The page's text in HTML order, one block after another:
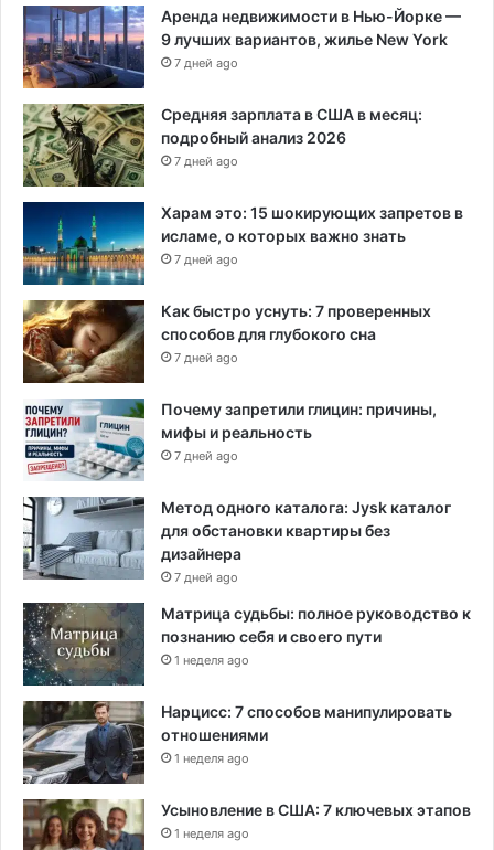
е
п
о
б
е
з
р
а
т
и
ц
е
в
р
а
м
е
е
3
0
0
о
л
л
а
р
о
в
в
н
е
р
а
з
л
у
ч
е
н
н
м
р
д
и
е
л
м
о
з
м
о
н
о
с
т
ь
п
р
и
в
е
Аренда недвижимости в Нью-Йорке —
9 лучших вариантов, жилье New York
7 дней ago
Средняя зарплата в США в месяц:
подробный анализ 2026
7 дней ago
Харам это: 15 шокирующих запретов в
исламе, о которых важно знать
7 дней ago
Как быстро уснуть: 7 проверенных
способов для глубокого сна
7 дней ago
Почему запретили глицин: причины,
мифы и реальность
7 дней ago
Метод одного каталога: Jysk каталог
для обстановки квартиры без
дизайнера
7 дней ago
Матрица судьбы: полное руководство к
познанию себя и своего пути
1 неделя ago
Нарцисс: 7 способов манипулировать
отношениями
1 неделя ago
Усыновление в США: 7 ключевых этапов
1 неделя ago